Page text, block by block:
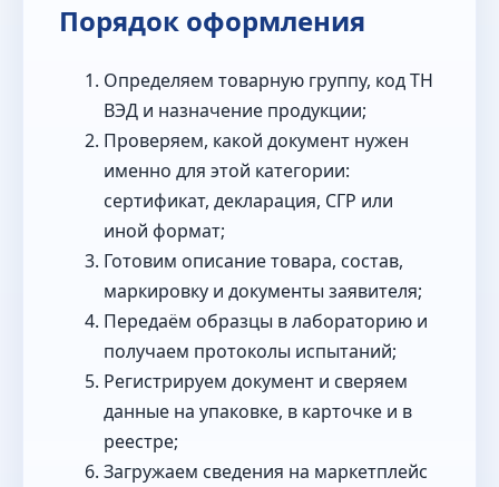
Порядок оформления
Определяем товарную группу, код ТН
ВЭД и назначение продукции;
Проверяем, какой документ нужен
именно для этой категории:
сертификат, декларация, СГР или
иной формат;
Готовим описание товара, состав,
маркировку и документы заявителя;
Передаём образцы в лабораторию и
получаем протоколы испытаний;
Регистрируем документ и сверяем
данные на упаковке, в карточке и в
реестре;
Загружаем сведения на маркетплейс